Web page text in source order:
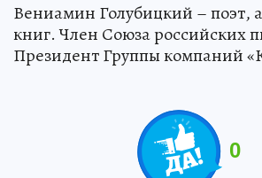
Вениамин Голубицкий – поэт,
книг. Член Союза российских
Президент Группы компаний
0